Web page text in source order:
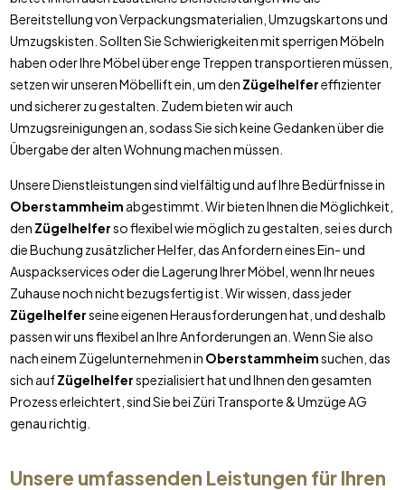
Bereitstellung von Verpackungsmaterialien, Umzugskartons und
Umzugskisten. Sollten Sie Schwierigkeiten mit sperrigen Möbeln
haben oder Ihre Möbel über enge Treppen transportieren müssen,
setzen wir unseren Möbellift ein, um den Zügelhelfereffizienter
und sicherer zu gestalten. Zudem bieten wir auch
Umzugsreinigungen an, sodass Sie sich keine Gedanken über die
Übergabe der alten Wohnung machen müssen.
Unsere Dienstleistungen sind vielfältig und auf Ihre Bedürfnisse in
Oberstammheim abgestimmt. Wir bieten Ihnen die Möglichkeit,
den Zügelhelferso flexibel wie möglich zu gestalten, sei es durch
die Buchung zusätzlicher Helfer, das Anfordern eines Ein- und
Auspackservices oder die Lagerung Ihrer Möbel, wenn Ihr neues
Zuhause noch nicht bezugsfertig ist. Wir wissen, dass jeder
Zügelhelferseine eigenen Herausforderungen hat, und deshalb
passen wir uns flexibel an Ihre Anforderungen an. Wenn Sie also
nach einem Zügelunternehmen in Oberstammheimsuchen, das
sich aufZügelhelferspezialisiert hat und Ihnen den gesamten
Prozess erleichtert, sind Sie bei Züri Transporte & Umzüge AG
genau richtig.
Unsere umfassenden Leistungen für Ihren